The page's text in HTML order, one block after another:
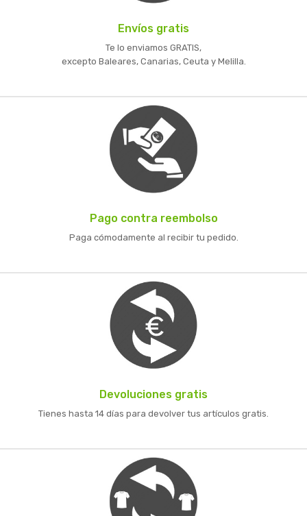
Envíos gratis
Te lo enviamos GRATIS,
excepto Baleares, Canarias, Ceuta y Melilla.
Pago contra reembolso
Paga cómodamente al recibir tu pedido.
Devoluciones gratis
Tienes hasta 14 días para devolver tus artículos gratis.